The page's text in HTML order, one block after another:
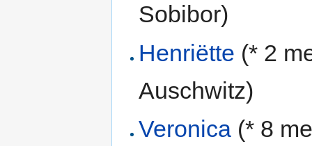
Sobibor)
Henriëtte (* 2
Auschwitz)
Veronica (* 8